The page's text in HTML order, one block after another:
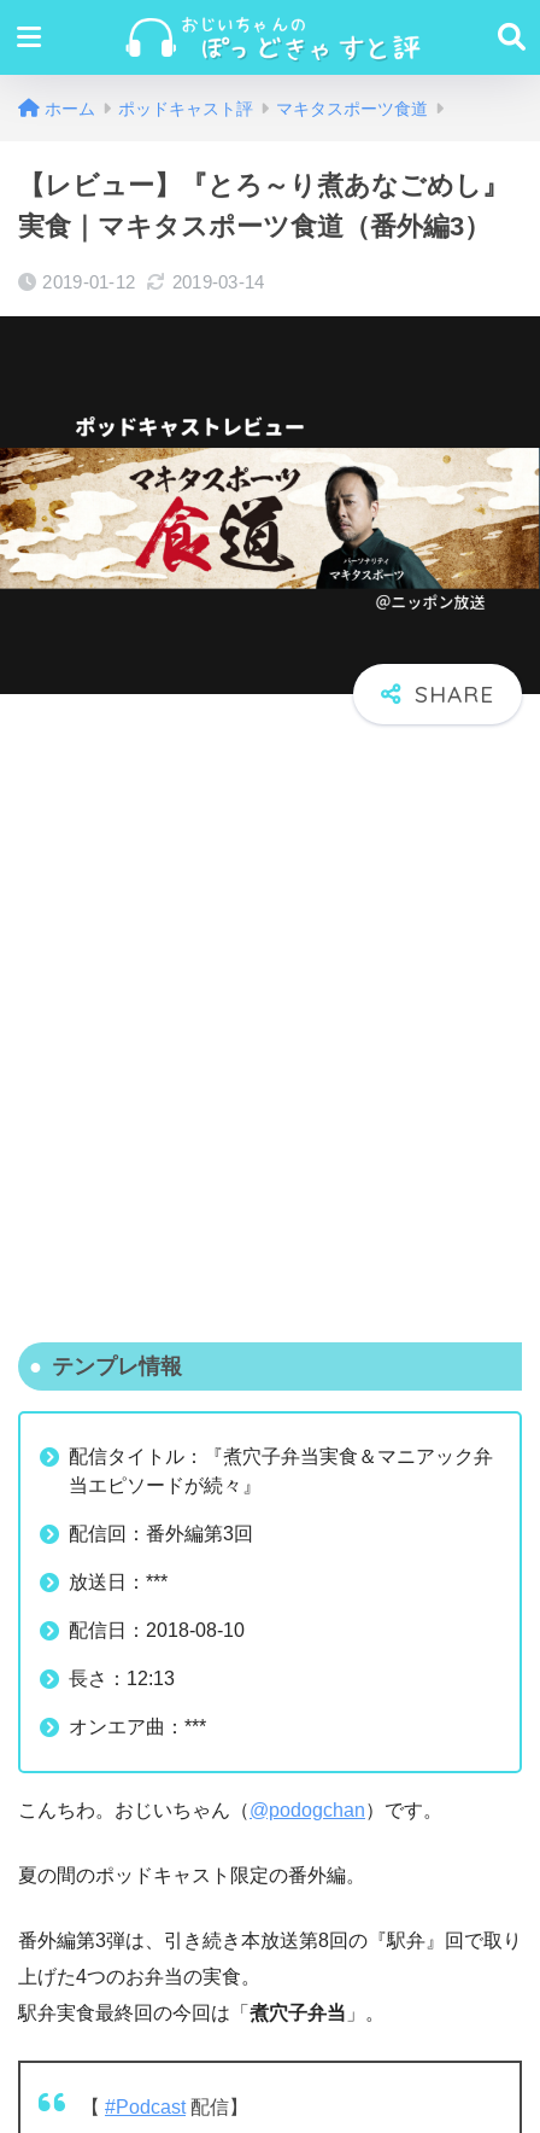
ホーム ポッドキャスト評 マキタスポーツ食道
【レビュー】『とろ～り煮あなごめし』
実食｜マキタスポーツ食道（番外編3）
2019-01-12 2019-03-14
テンプレ情報
配信タイトル：『煮穴子弁当実食＆マニアック弁
当エピソードが続々』
配信回：番外編第3回
放送日：***
配信日：2018-08-10
長さ：12:13
オンエア曲：***
こんちわ。おじいちゃん（@podogchan）です。
夏の間のポッドキャスト限定の番外編。
番外編第3弾は、引き続き本放送第8回の『駅弁』回で取り
上げた4つのお弁当の実食。
駅弁実食最終回の今回は「 煮穴子弁当 」。
【 #Podcast配信】